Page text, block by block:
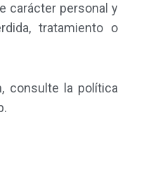
carácter personal y
tratamiento o
consulte la política